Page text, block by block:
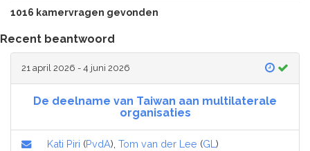
1016 kamervragen gevonden
Recent beantwoord
21 april 2026 - 4 juni 2026
De deelname van Taiwan aan multilaterale
organisaties
Kati Piri (PvdA), Tom van der Lee (GL )